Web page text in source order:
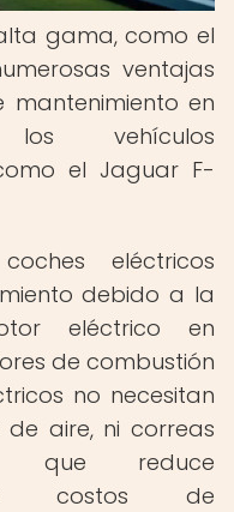
gama, como el
ventajas
en
vehículos
el Jaguar F-
eléctricos
debido a la
eléctrico en
de combustión
no necesitan
aire, ni correas
que reduce
costos de